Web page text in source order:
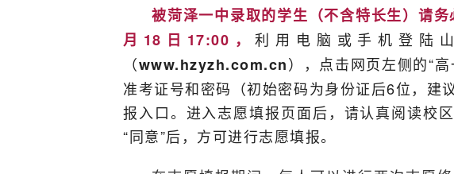
被菏泽一中录取的学生（不含特长生）请
月18日17:00，利用电脑或手机登陆
（www.hzyzh.com.cn），点击网页左侧的“
准考证号和密码（初始密码为身份证后6位，建
报入口。进入志愿填报页面后，请认真阅读校
“同意”后，方可进行志愿填报。